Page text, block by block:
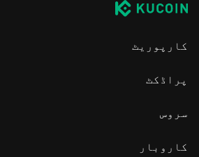
کارپوریٹ
پراڈکٹ
سروس
کاروبار